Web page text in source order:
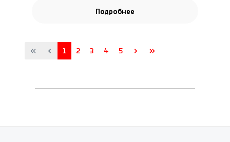
Подробнее
Страница
1 Страница
2 Страница
3 Страница
4 Страница
5